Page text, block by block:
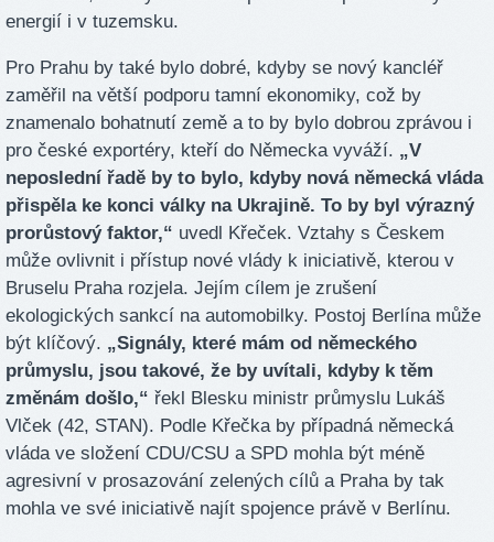
energií i v tuzemsku.
Pro Prahu by také bylo dobré, kdyby se nový kancléř
zaměřil na větší podporu tamní ekonomiky, což by
znamenalo bohatnutí země a to by bylo dobrou zprávou i
pro české exportéry, kteří do Německa vyváží. „V
neposlední řadě by to bylo, kdyby nová německá vláda
přispěla ke konci války na Ukrajině. To by byl výrazný
prorůstový faktor,“ uvedl Křeček. Vztahy s Českem
může ovlivnit i přístup nové vlády k iniciativě, kterou v
Bruselu Praha rozjela. Jejím cílem je zrušení
ekologických sankcí na automobilky. Postoj Berlína může
být klíčový. „Signály, které mám od německého
průmyslu, jsou takové, že by uvítali, kdyby k těm
změnám došlo,“ řekl Blesku ministr průmyslu Lukáš
Vlček (42, STAN). Podle Křečka by případná německá
vláda ve složení CDU/CSU a SPD mohla být méně
agresivní v prosazování zelených cílů a Praha by tak
mohla ve své iniciativě najít spojence právě v Berlínu.